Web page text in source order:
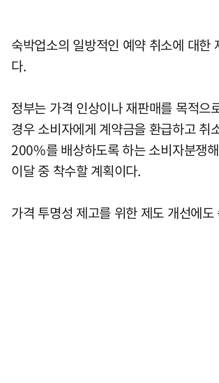
숙박업소의 일방적인 예약 취소에 대한
다.
정부는 가격 인상이나 재판매를 목적으
경우 소비자에게 계약금을 환급하고 취
200%를 배상하도록 하는 소비자분쟁
이달 중 착수할 계획이다.
가격 투명성 제고를 위한 제도 개선에도